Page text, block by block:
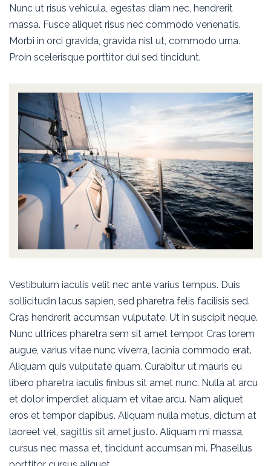
Nunc ut risus vehicula, egestas diam nec, hendrerit
massa. Fusce aliquet risus nec commodo venenatis.
Morbi in orci gravida, gravida nisl ut, commodo urna.
Proin scelerisque porttitor dui sed tincidunt.
Vestibulum iaculis velit nec ante varius tempus. Duis
sollicitudin lacus sapien, sed pharetra felis facilisis sed.
Cras hendrerit accumsan vulputate. Ut in suscipit neque.
Nunc ultrices pharetra sem sit amet tempor. Cras lorem
augue, varius vitae nunc viverra, lacinia commodo erat.
Aliquam quis vulputate quam. Curabitur ut mauris eu
libero pharetra iaculis finibus sit amet nunc. Nulla at arcu
et dolor imperdiet aliquam et vitae arcu. Nam aliquet
eros et tempor dapibus. Aliquam nulla metus, dictum at
laoreet vel, sagittis sit amet justo. Aliquam mi massa,
cursus nec massa et, tincidunt accumsan mi. Phasellus